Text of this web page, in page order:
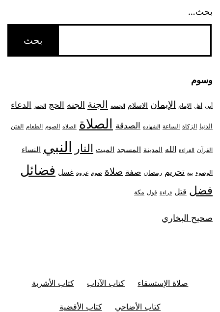
بحث…
وسوم
أبي أهل الإمام الإيمان الاسلام الجمعة الجنة الجنه الحج الخمر الدعاء
الدنيا الزكاة الساعة الشهاده الصدقة الصلاة الصلاه الصوم الطعام الفتن
القرآن القراءة الله المدينة المسجد الميت النار النبي النساء
الوضوء بيع تحريم رمضان صفة صلاة صوم غزوة غسل فضائل
فضل قتل قراءة قول مكة
صحيح البخاري
صلاة الإستسقاء كتاب الآداب كتاب الأشربة
كتاب الأضاحي كتاب الأقضية